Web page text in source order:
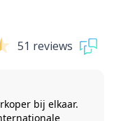
51 reviews
bij elkaar.